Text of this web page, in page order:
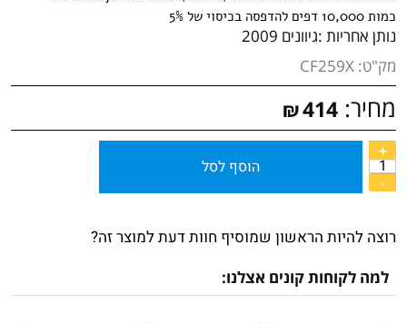
כמות 10,000 דפים להדפסה בכיסוי של 5%
נותן אחריות :גיוונים 2009
מק"ט: CF259X
מחיר: ₪414
הוסף לסל
רוצה להיות הראשון שמוסיף חוות דעת למוצר זה?
למה לקוחות קונים אצלנו: